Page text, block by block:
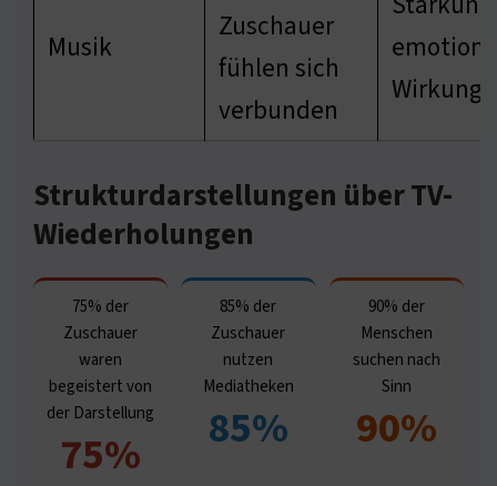
Musik
Zuschauer
fühlen sich
verbunden
Wirkung
Strukturdarstellungen über TV-
Wiederholungen
75% der
Zuschauer
waren
begeistert von
der Darstellung
75%
85% der
Zuschauer
nutzen
Mediatheken
85%
90% der
Menschen
suchen nach
Sinn
90%